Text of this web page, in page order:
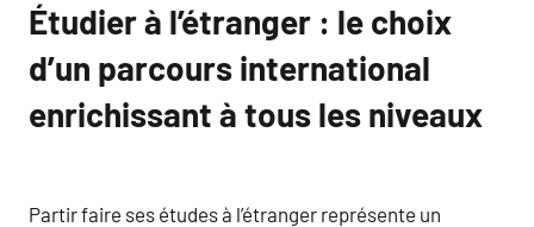
Étudier à l’étranger : le choix
d’un parcours international
enrichissant à tous les niveaux
Partir faire ses études à l’étranger représente un